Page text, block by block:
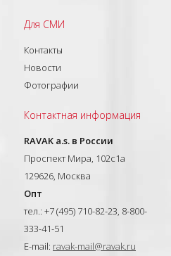
Для СМИ
Контакты
Новости
Фотографии
Контактная информация
RAVAK a.s. в России
Проспект Мира, 102с1а
129626, Москва
Опт
тел.: +7 (495) 710-82-23, 8-800-
333-41-51
E-mail: ravak-mail@ravak.ru